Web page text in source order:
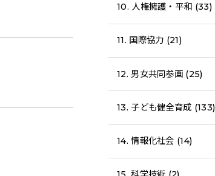
10. 人権擁護・平和 (33)
11. 国際協力 (21)
12. 男女共同参画 (25)
13. 子ども健全育成 (133)
14. 情報化社会 (14)